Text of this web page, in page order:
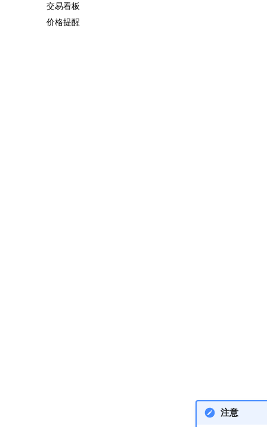
交易看板
价格提醒
注意